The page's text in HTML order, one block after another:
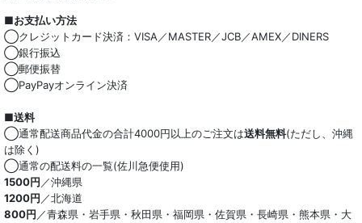
綿100％
麻混
ストレッチ
オーガニック
和紙混生地
ポリエステル混
■お支払い方法
◯クレジットカード決済：VISA／MASTER／JCB／AMEX／DINERS
◯銀行振込
◯郵便振替
◯PayPayオンライン決済
■送料
◯通常配送商品代金の合計4000円以上のご注文は送料無料(ただし、沖縄
は除く)
◯通常の配送料の一覧(佐川急便使用)
1500円 ／沖縄県
1200円 ／北海道
800円 ／青森県・岩手県・秋田県・福岡県・佐賀県・長崎県・熊本県・大